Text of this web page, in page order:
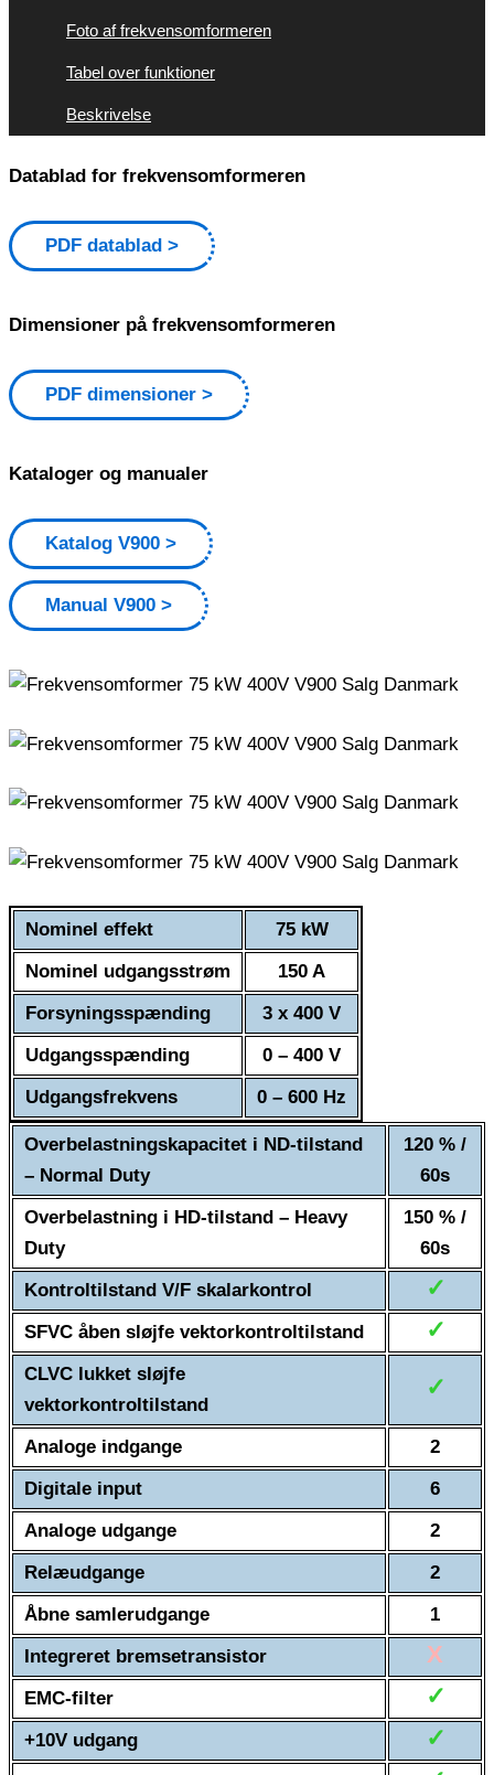
Foto af frekvensomformeren
Tabel over funktioner
Beskrivelse
Datablad for frekvensomformeren
PDF datablad
Dimensioner på frekvensomformeren
PDF dimensioner
Kataloger og manualer
Katalog V900
Manual V900
Nominel effekt
75 kW
Nominel udgangsstrøm
150 A
Forsyningsspænding
3 x 400 V
Udgangsspænding
0 – 400 V
Udgangsfrekvens
0 – 600 Hz
Overbelastningskapacitet i ND-tilstand
– Normal Duty
120 % /
60s
Overbelastning i HD-tilstand – Heavy
Duty
150 % /
60s
Kontroltilstand V/F skalarkontrol
✓
SFVC åben sløjfe vektorkontroltilstand ✓
CLVC lukket sløjfe
vektorkontroltilstand
✓
Analoge indgange
2
Digitale input
6
Analoge udgange
2
Relæudgange
2
Åbne samlerudgange
1
Integreret bremsetransistor
X
EMC-filter ✓
+10V udgang ✓